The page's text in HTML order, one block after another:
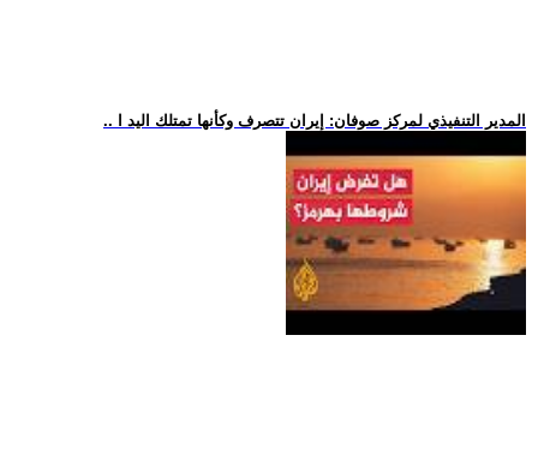
.. المدير التنفيذي لمركز صوفان: إيران تتصرف وكأنها تمتلك اليد ا